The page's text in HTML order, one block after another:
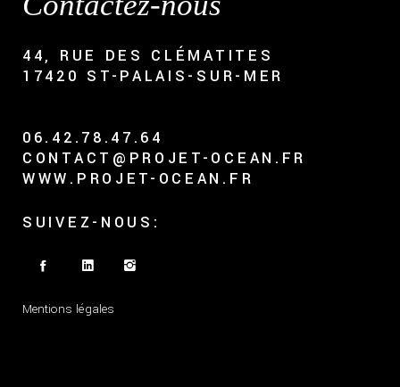
44, RUE DES CLÉMATITES
17420 ST-PALAIS-SUR-MER
06.42.78.47.64
CONTACT@PROJET-OCEAN.FR
WWW.PROJET-OCEAN.FR
SUIVEZ-NOUS:
Mentions légales